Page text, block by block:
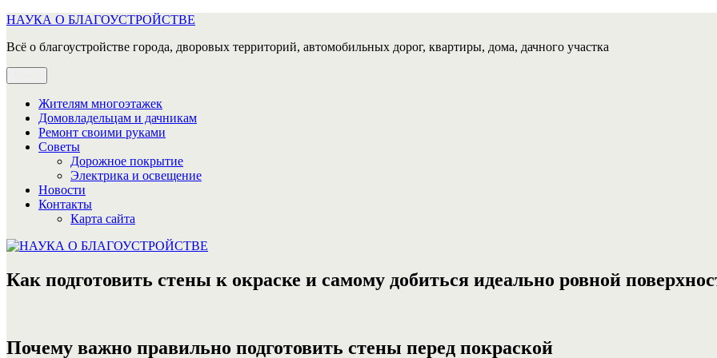
Перейти
содержимому
НАУКА О БЛАГОУСТРОЙСТВЕ
Всё о благоустройстве города, дворовых территорий, автомобильных дорог, квартиры, дома, дачного участка
Жителям многоэтажек
Домовладельцам и дачникам
Ремонт своими руками
Советы
Дорожное покрытие
Электрика и освещение
Новости
Контакты
Карта сайта
Как подготовить стены к окраске и самому добиться идеально ровной
Почему важно правильно подготовить стены перед покраской